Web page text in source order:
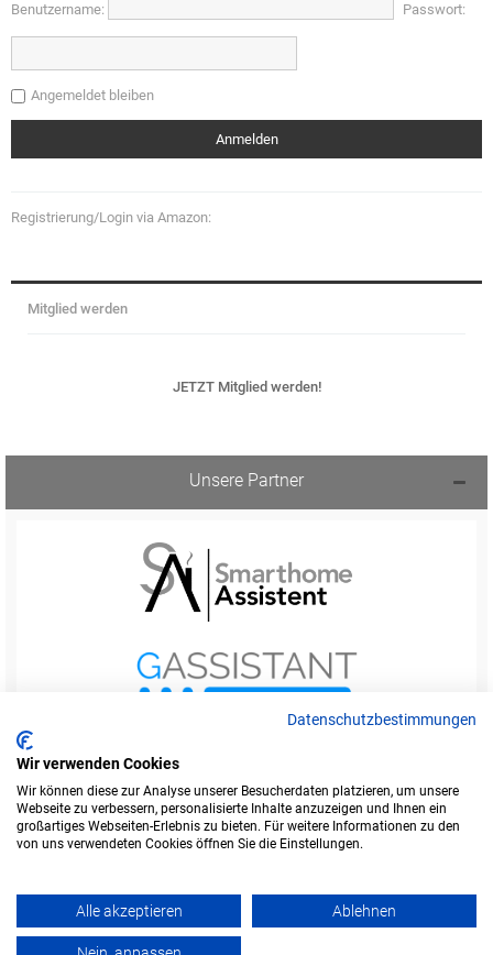
Benutzername: Passwort:
Angemeldet bleiben
Registrierung/Login via Amazon:
Mitglied werden
JETZT Mitglied werden!
Unsere Partner
Startseite Foren-Übersicht
Legende Kontakt
Werbung buchen
Amazon ist eine Marke von Amazon.com, Inc.
Weitere Marken und Markennamen sind Eigentum ihrer jeweiligen Inhaber.
Datenschutzbestimmungen
Wir verwenden Cookies
Wir können diese zur Analyse unserer Besucherdaten platzieren, um unsere
Webseite zu verbessern, personalisierte Inhalte anzuzeigen und Ihnen ein
großartiges Webseiten-Erlebnis zu bieten. Für weitere Informationen zu den
von uns verwendeten Cookies öffnen Sie die Einstellungen.
Alle akzeptieren Ablehnen